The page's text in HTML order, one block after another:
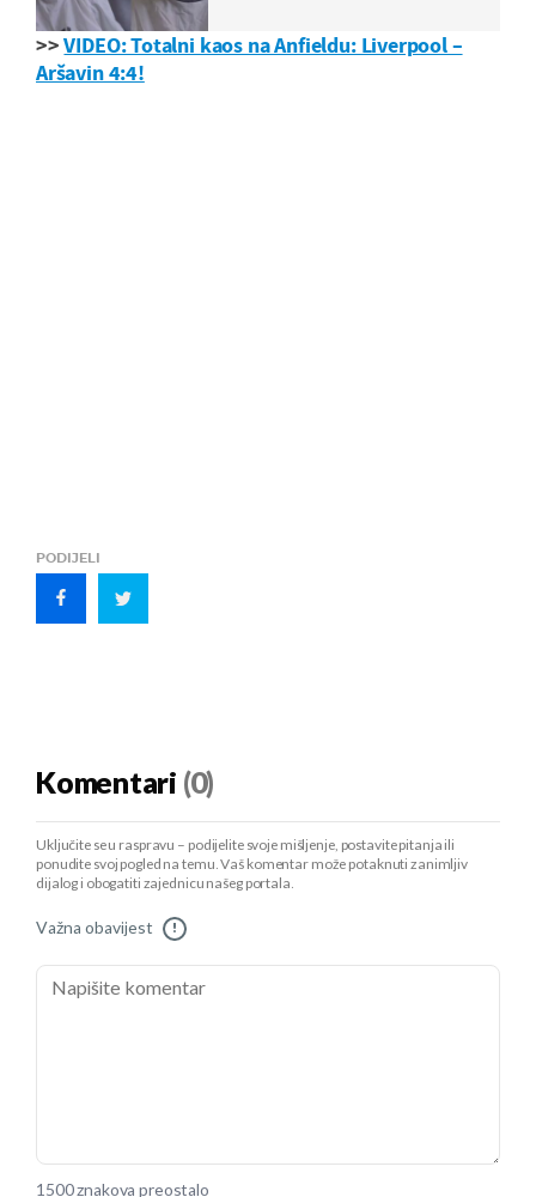
>>VIDEO: Totalni kaos na Anfieldu: Liverpool –
Aršavin 4:4!
PODIJELI
Komentari (0)
Uključite se u raspravu – podijelite svoje mišljenje, postavite pitanja ili
ponudite svoj pogled na temu. Vaš komentar može potaknuti zanimljiv
dijalog i obogatiti zajednicu našeg portala.
Važna obavijest !
1500 znakova preostalo